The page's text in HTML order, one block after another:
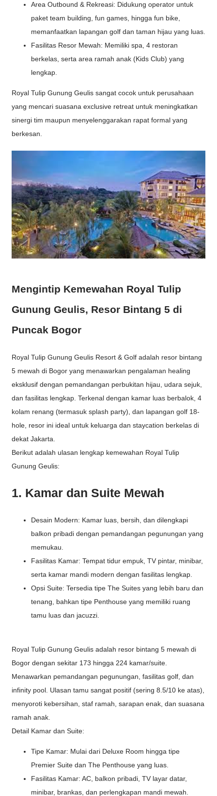
Area Outbound & Rekreasi: Didukung operator untuk
paket team building, fun games, hingga fun bike,
memanfaatkan lapangan golf dan taman hijau yang luas.
Fasilitas Resor Mewah: Memiliki spa, 4 restoran
berkelas, serta area ramah anak (Kids Club) yang
lengkap.
Royal Tulip Gunung Geulis sangat cocok untuk perusahaan
yang mencari suasana exclusive retreat untuk meningkatkan
sinergi tim maupun menyelenggarakan rapat formal yang
berkesan.
Mengintip Kemewahan Royal Tulip
Gunung Geulis, Resor Bintang 5 di
Puncak Bogor
Royal Tulip Gunung Geulis Resort & Golf adalah resor bintang
5 mewah di Bogor yang menawarkan pengalaman healing
eksklusif dengan pemandangan perbukitan hijau, udara sejuk,
dan fasilitas lengkap. Terkenal dengan kamar luas berbalok, 4
kolam renang (termasuk splash party), dan lapangan golf 18-
hole, resor ini ideal untuk keluarga dan staycation berkelas di
dekat Jakarta.
Berikut adalah ulasan lengkap kemewahan Royal Tulip
Gunung Geulis:
1. Kamar dan Suite Mewah
Desain Modern: Kamar luas, bersih, dan dilengkapi
balkon pribadi dengan pemandangan pegunungan yang
memukau.
Fasilitas Kamar: Tempat tidur empuk, TV pintar, minibar,
serta kamar mandi modern dengan fasilitas lengkap.
Opsi Suite: Tersedia tipe The Suites yang lebih baru dan
tenang, bahkan tipe Penthouse yang memiliki ruang
tamu luas dan jacuzzi.
Royal Tulip Gunung Geulis adalah resor bintang 5 mewah di
Bogor dengan sekitar 173 hingga 224 kamar/suite.
Menawarkan pemandangan pegunungan, fasilitas golf, dan
infinity pool. Ulasan tamu sangat positif (sering 8.5/10 ke atas),
menyoroti kebersihan, staf ramah, sarapan enak, dan suasana
ramah anak.
Detail Kamar dan Suite:
Tipe Kamar: Mulai dari Deluxe Room hingga tipe
Premier Suite dan The Penthouse yang luas.
Fasilitas Kamar: AC, balkon pribadi, TV layar datar,
minibar, brankas, dan perlengkapan mandi mewah.